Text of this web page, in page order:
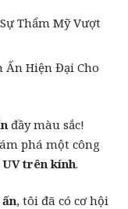
Thẩm Mỹ Vượt
Ấn Hiện Đại Cho
đầy màu sắc!
phá một công
trên kính.
, tôi đã có cơ hội